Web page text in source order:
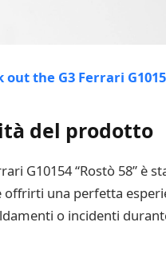
del prodotto
G10154 “Rostò 58”
offrirti una perfetta
o incidenti